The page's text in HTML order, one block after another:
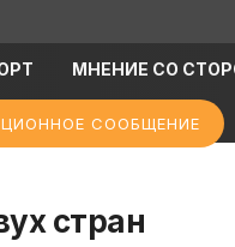
МНЕНИЕ СО
СООБЩЕНИЕ
стран